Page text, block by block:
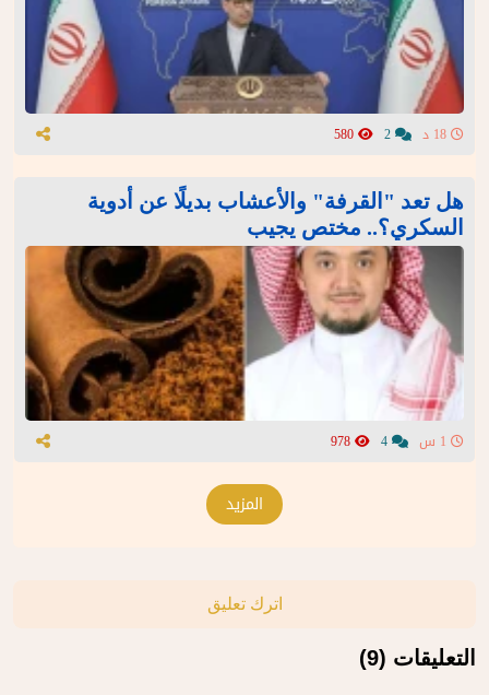
هل تعد "القرفة" والأعشاب بديلًا عن أدوية
السكري؟.. مختص يجيب
المزيد
اترك تعليق
التعليقات (9)